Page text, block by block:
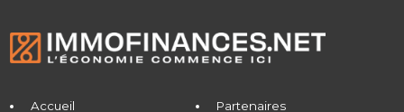
Accueil Partenaires